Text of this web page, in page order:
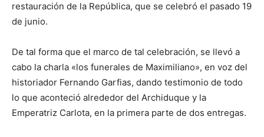
restauración de la República, que se celebró el pasado 19
de junio.
De tal forma que el marco de tal celebración, se llevó a
cabo la charla «los funerales de Maximiliano», en voz del
historiador Fernando Garfias, dando testimonio de todo
lo que aconteció alrededor del Archiduque y la
Emperatriz Carlota, en la primera parte de dos entregas.